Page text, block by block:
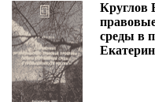
Круглов
среды в